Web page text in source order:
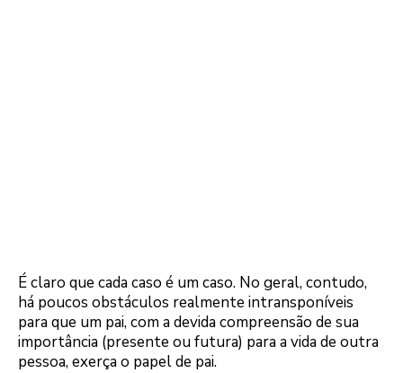
É claro que cada caso é um caso. No geral, contudo,
há poucos obstáculos realmente intransponíveis
para que um pai, com a devida compreensão de sua
importância (presente ou futura) para a vida de outra
pessoa, exerça o papel de pai.